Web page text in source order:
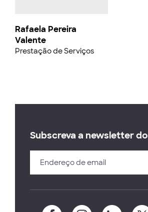
Rafaela Pereira
Valente
Prestação de Serviços
Subscreva a newsletter do